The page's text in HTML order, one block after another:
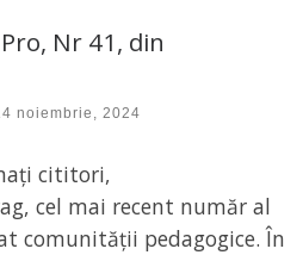
Nr 41, din
noiembrie, 2024
cititori,
cel mai recent număr al
comunității pedagogice. În